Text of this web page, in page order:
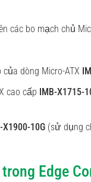
bo mạch chủ
dòng Micro-ATX
cao cấp IMB-X1715-
X1900-10G(sử dụng
Edge